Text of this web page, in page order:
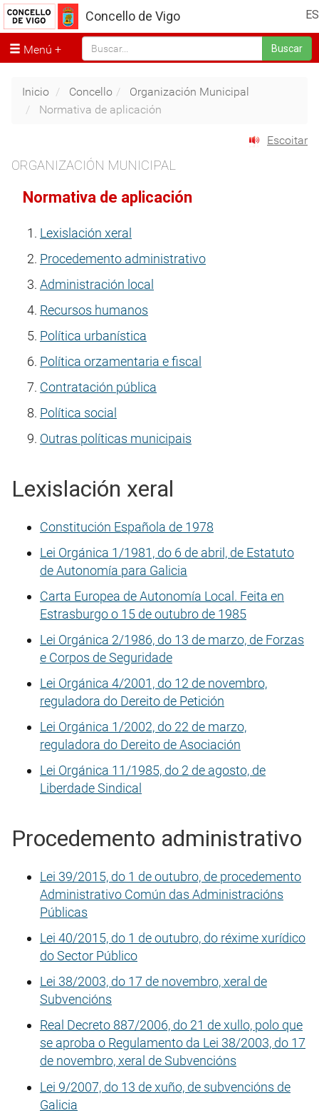
ES
Concello de Vigo
Menú Buscar
Inicio Concello
Organización Municipal
Normativa de aplicación
Escoitar
ORGANIZACIÓN MUNICIPAL
Normativa de aplicación
Lexislación xeral
Procedemento administrativo
Administración local
Recursos humanos
Política urbanística
Política orzamentaria e fiscal
Contratación pública
Política social
Outras políticas municipais
Lexislación xeral
Constitución Española de 1978
Lei Orgánica 1/1981, do 6 de abril, de Estatuto
de Autonomía para Galicia
Carta Europea de Autonomía Local. Feita en
Estrasburgo o 15 de outubro de 1985
Lei Orgánica 2/1986, do 13 de marzo, de Forzas
e Corpos de Seguridade
Lei Orgánica 4/2001, do 12 de novembro,
reguladora do Dereito de Petición
Lei Orgánica 1/2002, do 22 de marzo,
reguladora do Dereito de Asociación
Lei Orgánica 11/1985, do 2 de agosto, de
Liberdade Sindical
Procedemento administrativo
Lei 39/2015, do 1 de outubro, de procedemento
Administrativo Común das Administracións
Públicas
Lei 40/2015, do 1 de outubro, do réxime xurídico
do Sector Público
Lei 38/2003, do 17 de novembro, xeral de
Subvencións
Real Decreto 887/2006, do 21 de xullo, polo que
se aproba o Regulamento da Lei 38/2003, do 17
de novembro, xeral de Subvencións
Lei 9/2007, do 13 de xuño, de subvencións de
Galicia